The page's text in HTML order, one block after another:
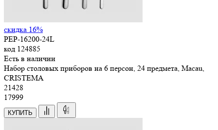
скидка 16%
PEP-16200-24L
код 124885
Есть в наличии
Набор столовых приборов на 6 персон, 24 предмета, Macau,
CRISTEMA
21428
17999
КУПИТЬ